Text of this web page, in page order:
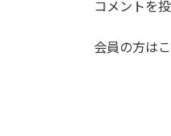
コメントを
会員の方は